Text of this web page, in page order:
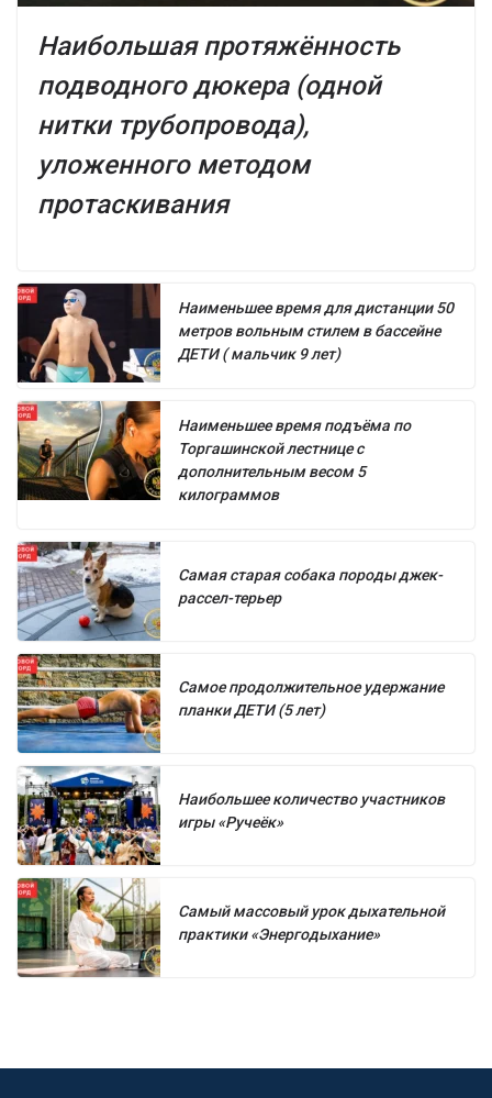
Наибольшая протяжённость
подводного дюкера (одной
нитки трубопровода),
уложенного методом
протаскивания
Наименьшее время для дистанции 50
метров вольным стилем в бассейне
ДЕТИ ( мальчик 9 лет)
Наименьшее время подъёма по
Торгашинской лестнице с
дополнительным весом 5
килограммов
Самая старая собака породы джек-
рассел-терьер
Самое продолжительное удержание
планки ДЕТИ (5 лет)
Наибольшее количество участников
игры «Ручеёк»
Самый массовый урок дыхательной
практики «Энергодыхание»